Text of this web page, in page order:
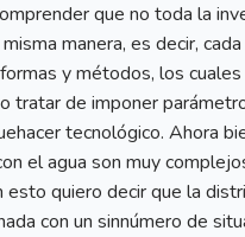
que no toda la
manera, es decir,
y métodos, los
tratar de imponer
tecnológico. Ahora
el agua son muy
esto quiero decir que la
con un sinnúmero de